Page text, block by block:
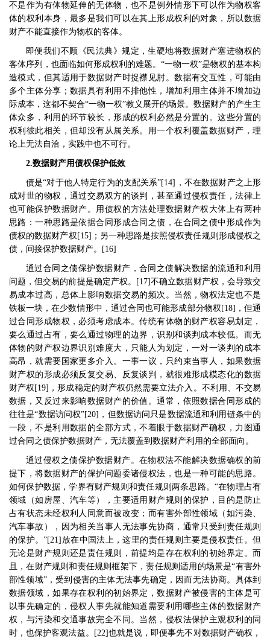
不是作为有体物延伸的无体物，也不是例外情形下可以作为物权客
体的权利本身，最多是我们可以在其上形成权利的对象，所以数据
财产不能直接作为物权的客体。
即便我们不顾《民法典》规定，生硬地将数据财产塞进物权的
客体序列，也面临如何形成权利的难题。 “一物一权”是物权的基本构
造模式，但其适用于数据财产时捉襟见肘。数据有交互性，可能由
多个主体分享；数据具有利用不排他性，增加利用主体并不增加边
际成本，这都不契合“一物一权”教义展开的场景。数据财产的产生主
体众多，利用的环节较长，形成的权利必然是分置的。这些分置的
权利彼此相关，但却没有从属关系。用一个权利覆盖数据财产，理
论上无法自洽，实践中也不可行。
2.数据财产用债权保护低效
债是“对于他人特定行为的支配关系”[14] ，不在数据财产之上形
成对世的物权，通过交易双方的谈判，甚至通过侵权责任，法律上
也可能保护数据财产。用债权的方法处理数据财产权大体上有两种
思路：一种思路是依据合同形成合同之债，在合同之债中形成作为
债权的数据财产权 [15] ；另一种思路是按照侵权责任规则形成侵权之
债，间接保护数据财产。
[16]
通过合同之债保护数据财产，合同之债解决数据的流通和利用
问题，但交易的前提是确定产权。
[17]不确立数据财产权，会导致交
易成本过高，总体上影响数据交易的频次。当然，物权法定也不是
铁板一块，在少数情形中，通过合同也可能形成部分物权 [18] ，但通
过合同形成物权，必须考虑成本。传统有体物的财产权容易划定，
要么通过占有，要么通过物理的边界，识别和谈判成本较低。而无
体物的财产权边界识别难度大，只能人为划定，一对一谈判的成本
高昂，就需要国家更多介入。一事一议，只约束当事人，如果数据
财产权的形成必须反复交易、反复谈判，就很难形成模态化的数据
财产权 [19] ，形成稳定的财产权仍然需要立法介入。不利用、不交易
数据，又反过来影响数据财产的价值。通常，依照数据合同形成的
往往是“数据访问权”[20] ，但数据访问只是数据流通和利用链条中的
一段，不是利用数据的全部方式，不着眼于数据财产确权，力图通
过合同之债保护数据财产，无法覆盖到数据财产利用的全部面向。
通过侵权之债保护数据财产。在物权法不能解决数据确权的前
提下，将数据财产的保护问题委诸侵权法，也是一种可能的思路。
如何保护数据，学界有财产规则和责任规则两条思路。 “在物理占有
领域（如房屋、汽车等），主要适用财产规则的保护，目的是防止
占有状态未经权利人同意而被改变；而有害外部性领域（如污染、
汽车事故），因为相关当事人无法事先协商，通常只受到责任规则
的保护。”[21] 放在中国法上，这里的责任规则主要是侵权责任。但
无论是财产规则还是责任规则，前提均是存在权利的初始界定。而
且，在财产规则和责任规则框架下，责任规则适用的场景是“有害外
部性领域”，受到侵害的主体无法事先确定，因而无法协商。具体到
数据领域，如果存在权利的初始界定，数据财产被侵害的主体是可
以事先确定的，侵权人事先就能知道需要利用哪些主体的数据财产
权，与污染和交通事故完全不同。当然，侵权法保护主观权利的同
时，也保护客观法益。
[22]也就是说，即便事先不对数据财产确权，